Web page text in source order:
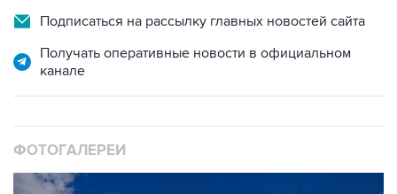
Подписаться на рассылку главных новостей сайта
Получать оперативные новости в официальном
канале
ФОТОГАЛЕРЕИ